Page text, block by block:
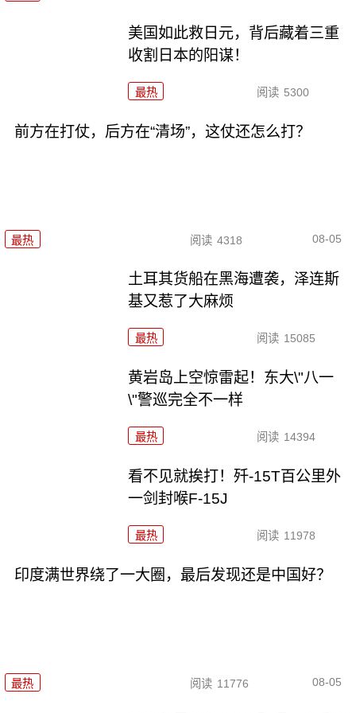
美国如此救日元，背后藏着三重
收割日本的阳谋！
最热 阅读 5300
前方在打仗，后方在“清场”，这仗还怎么打？
最热 阅读 4318 08-05
土耳其货船在黑海遭袭，泽连斯
基又惹了大麻烦
最热 阅读 15085
黄岩岛上空惊雷起！东大\"八一
\"警巡完全不一样
最热 阅读 14394
看不见就挨打！歼-15T百公里外
一剑封喉F-15J
最热 阅读 11978
印度满世界绕了一大圈，最后发现还是中国好？
最热 阅读 11776 08-05